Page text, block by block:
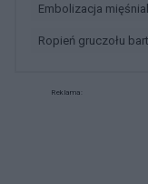
embolizacja
ropień gruczołu
Reklama: